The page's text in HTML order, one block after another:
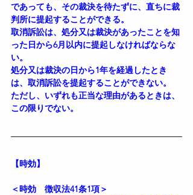
であっても、その裁決を待たずに、直ちに裁
判所に提起することができる。
取消訴訟は、処分又は裁決があったことを知
った日から6月以内に提起しなければならな
い。
処分又は裁決の日から1年を経過したとき
は、取消訴訟を提起することができない。
ただし、いずれも正当な理由があるときは、
この限りでない。
【時効】
＜時効　徴収法41条1項＞